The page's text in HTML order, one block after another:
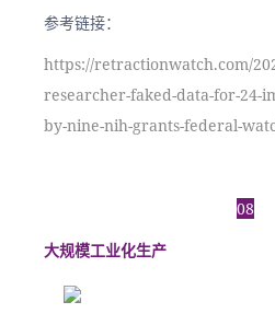
参考链接：
https://retractionwatch.com/
researcher-faked-data-for-24-
by-nine-nih-grants-federal-
08
大规模工业化生产